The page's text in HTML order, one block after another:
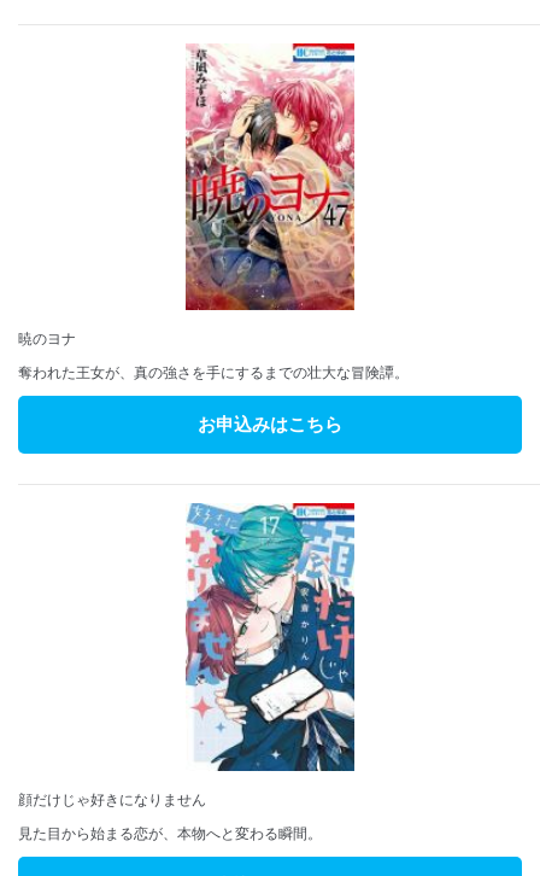
暁のヨナ
奪われた王女が、真の強さを手にするまでの壮大な冒険譚。
お申込みはこちら
顔だけじゃ好きになりません
見た目から始まる恋が、本物へと変わる瞬間。